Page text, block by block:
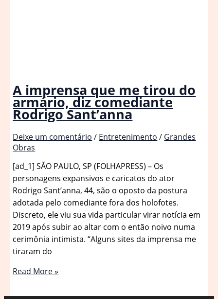
A imprensa que me tirou do
armário, diz comediante
Rodrigo Sant’anna
Deixe um comentário / Entretenimento / Grandes
Obras
[ad_1] SÃO PAULO, SP (FOLHAPRESS) – Os
personagens expansivos e caricatos do ator
Rodrigo Sant’anna, 44, são o oposto da postura
adotada pelo comediante fora dos holofotes.
Discreto, ele viu sua vida particular virar notícia em
2019 após subir ao altar com o então noivo numa
cerimônia intimista. “Alguns sites da imprensa me
tiraram do
A
que
Read More »